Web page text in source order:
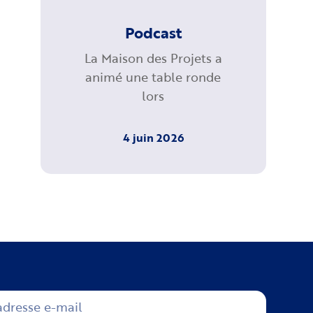
Podcast
La Maison des Projets a
animé une table ronde
lors
4 juin 2026